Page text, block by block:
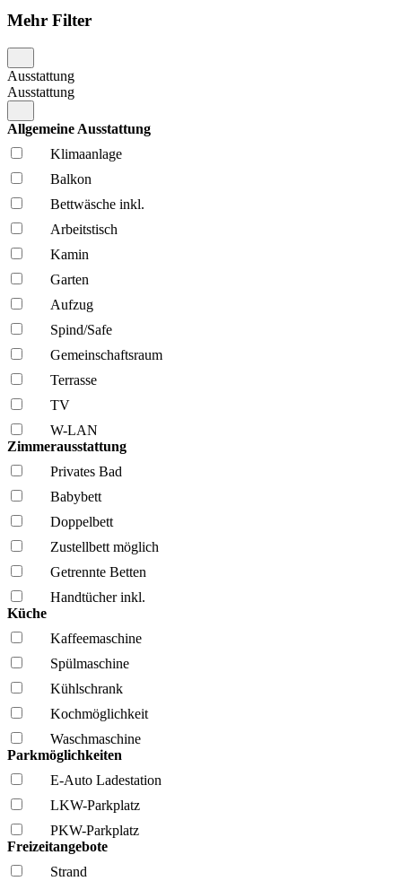
Mehr Filter
Ausstattung
Ausstattung
Allgemeine Ausstattung
Klima­anlage
Balkon
Bettwäsche inkl.
Arbeitstisch
Kamin
Garten
Aufzug
Spind/Safe
Gemeinschafts­raum
Terrasse
TV
W-LAN
Zimmerausstattung
Privates Bad
Babybett
Doppelbett
Zustellbett möglich
Getrennte Betten
Handtücher inkl.
Küche
Kaffee­maschine
Spül­maschine
Kühl­schrank
Kochmöglich­keit
Wasch­maschine
Parkmöglichkeiten
E-Auto Ladestation
LKW-Parkplatz
PKW-Parkplatz
Freizeitangebote
Strand